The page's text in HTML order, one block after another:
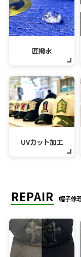
匠撥水
UVカット加工
REPAIR 帽子修